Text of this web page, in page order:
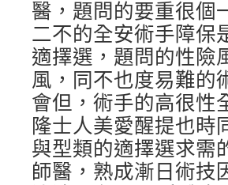
醫，題問的要重很個
二不的全安術手障保
適擇選，題問的性險
風，同不也度易難的
會但，術手的高很性
隆士人美愛醒提也時
與型類的適擇選求需
師醫，熟成漸日術技